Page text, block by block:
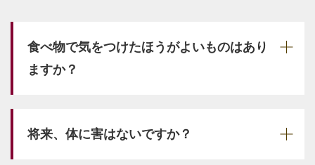
食べ物で気をつけたほうがよいものはあり
ますか？
将来、体に害はないですか？